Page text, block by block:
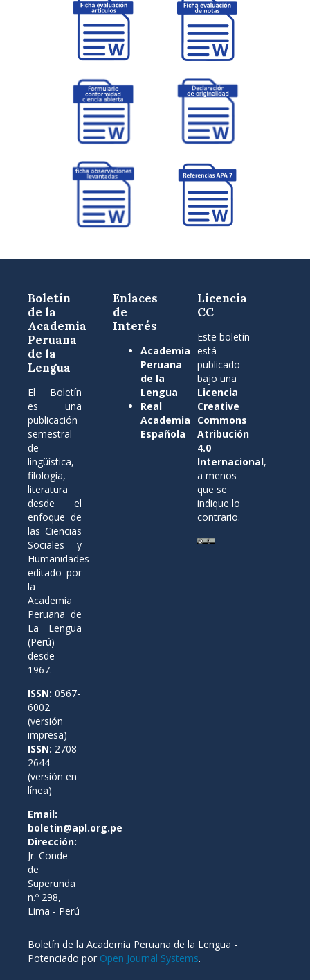
Boletín
de la
Academia
Peruana
de la
Lengua
El Boletín
es una
publicación
semestral
de
lingüística,
filología,
literatura
desde el
enfoque de
las Ciencias
Sociales y
Humanidades
editado por
la
Academia
Peruana de
La Lengua
(Perú)
desde
1967.
ISSN: 0567-
6002
(versión
impresa)
ISSN: 2708-
2644
(versión en
línea)
Email:
boletin@apl.org.pe
Dirección:
Jr. Conde
de
Superunda
n.º 298,
Lima - Perú
Enlaces
de
Interés
Academia
Peruana
de la
Lengua
Real
Academia
Española
Licencia
CC
Este boletín
está
publicado
bajo una
Licencia
Creative
Commons
Atribución
4.0
Internacional,
a menos
que se
indique lo
contrario.
Boletín de la Academia Peruana de la Lengua -
Potenciado por Open Journal Systems.